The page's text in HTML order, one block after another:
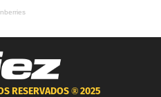
RESERVADOS ®2025